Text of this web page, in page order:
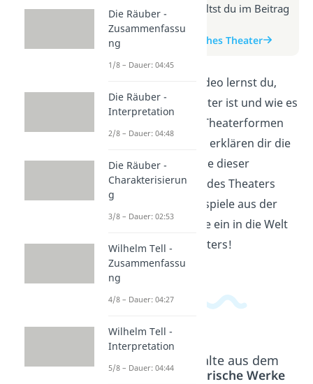
Weitere Infos erhältst du im Beitrag
zum Video
zum Beitrag: Episches Theater
In diesem Erklärvideo lernst du,
was Episches Theater ist und wie es
sich von anderen Theaterformen
unterscheidet. Wir erklären dir die
Merkmale und Ziele dieser
besonderen Form des Theaters
und zeigen dir Beispiele aus der
Geschichte. Tauche ein in die Welt
des Epischen Theaters!
Beliebte Inhalte aus dem
BereichLiterarische Werke
Die Räuber -
Zusammenfassu
ng
1/8 – Dauer: 04:45
Die Räuber -
Interpretation
2/8 – Dauer: 04:48
Die Räuber -
Charakterisierun
g
3/8 – Dauer: 02:53
Wilhelm Tell -
Zusammenfassu
ng
4/8 – Dauer: 04:27
Wilhelm Tell -
Interpretation
5/8 – Dauer: 04:44